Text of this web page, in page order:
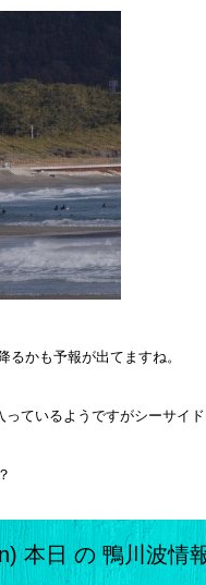
かも予報が出てますね。
ているようですがシーサイ
本日 の 鴨川波情